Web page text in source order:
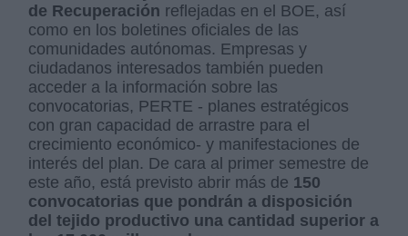
de Recuperación reflejadas en el BOE, así
como en los boletines oficiales de las
comunidades autónomas. Empresas y
ciudadanos interesados también pueden
acceder a la información sobre las
convocatorias, PERTE - planes estratégicos
con gran capacidad de arrastre para el
crecimiento económico- y manifestaciones de
interés del plan. De cara al primer semestre de
este año, está previsto abrir más de 150
convocatorias que pondrán a disposición
del tejido productivo una cantidad superior a